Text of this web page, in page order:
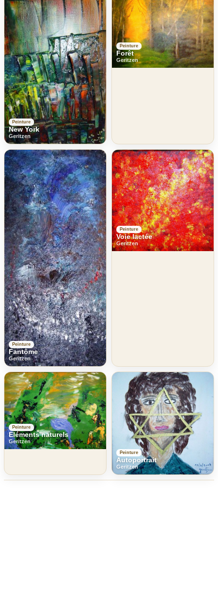
Peinture
New York
Geritzen
Peinture
Forêt
Geritzen
Peinture
Fantôme
Geritzen
Peinture
Voie lactée
Geritzen
Peinture
Eléments naturels
Geritzen
Peinture
Autoportrait
Geritzen